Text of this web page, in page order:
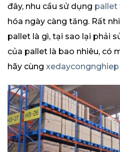
đây, nhu cầu sử dụng pallet
hóa ngày càng tăng. Rất
pallet là gì, tại sao lại phải
của pallet là bao nhiêu, có
hãy cùng xedaycongnghiep